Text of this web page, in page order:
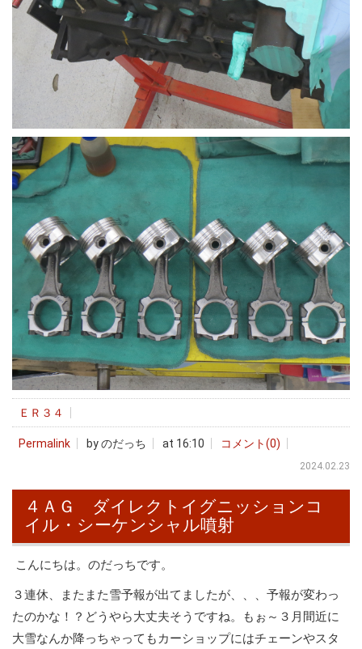
ＥＲ３４
Permalink by のだっち at 16:10 コメント(0)
2024.02.23
４ＡＧ ダイレクトイグニッションコ
イル・シーケンシャル噴射
こんにちは。のだっちです。
３連休、またまた雪予報が出てましたが、、、予報が変わっ
たのかな！？どうやら大丈夫そうですね。もぉ～３月間近に
大雪なんか降っちゃってもカーショップにはチェーンやスタ